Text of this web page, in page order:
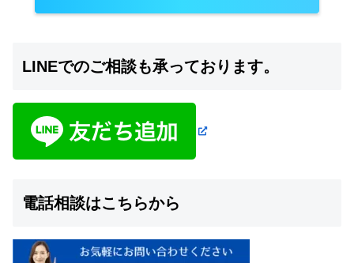
LINEでのご相談も承っております。
電話相談はこちらから